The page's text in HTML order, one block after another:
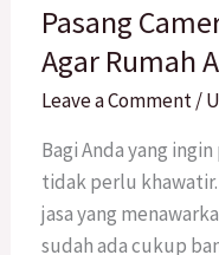
Pasang
Agar Rumah
Leave a Comment/
Bagi Anda yang
tidak perlu khawatir.
jasa yang
sudah ada cukup
Camera
CCTV
Bandung,
Agar
Rumah
Aman
dan
Nyaman